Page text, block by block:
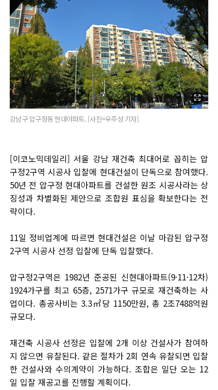
강남구 압구정동 현대아파트. [사진=우주성 기자]
[이코노믹데일리] 서울 강남 재건축 최대어로 꼽히는 압
구정2구역 시공사 입찰에 현대건설이 단독으로 참여했다.
50년 전 압구정 현대아파트를 건설한 원조 시공사라는 상
징성과 차별화된 제안으로 조합원 표심을 확보한다는 전
략이다.
11일 정비업계에 따르면 현대건설은 이날 마감된 압구정
2구역 시공사 선정 입찰에 단독 입찰했다.
압구정2구역은 1982년 준공된 신현대아파트(9·11·12차)
1924가구를 최고 65층, 2571가구 규모로 재건축하는 사
업이다. 총공사비는 3.3㎡당 1150만원, 총 2조7488억원
규모다.
재건축 시공사 선정은 입찰에 2개 이상 건설사가 참여하
지 않으면 유찰된다. 같은 절차가 2회 연속 유찰되면 입찰
한 건설사와 수의계약이 가능하다. 조합은 일단 오는 12
일 입찰 재공고를 진행할 계획이다.